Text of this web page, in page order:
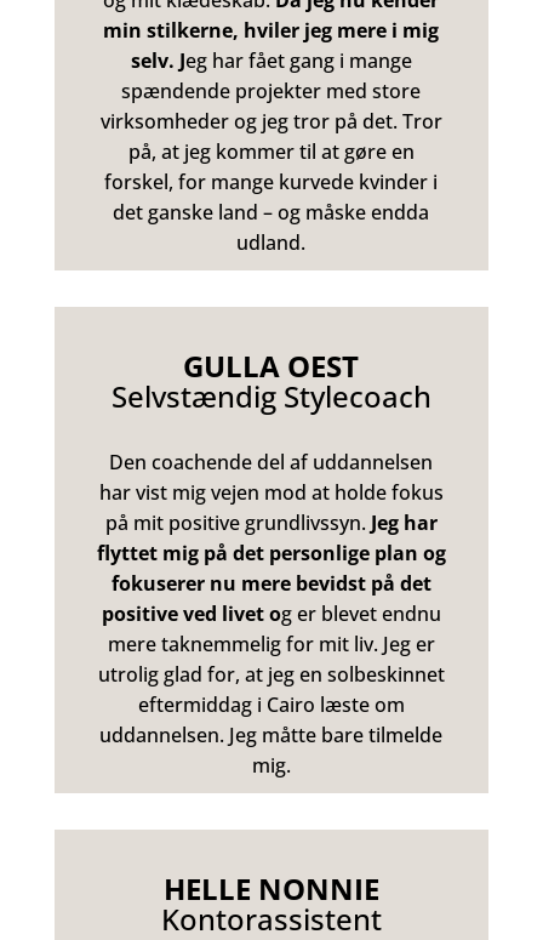
min stilkerne, hviler jeg mere i mig
selv. Jeg har fået gang i mange
spændende projekter med store
virksomheder og jeg tror på det. Tror
på, at jeg kommer til at gøre en
forskel, for mange kurvede kvinder i
det ganske land – og måske endda
udland.
GULLA OEST
Selvstændig Stylecoach
Den coachende del af uddannelsen
har vist mig vejen mod at holde fokus
på mit positive grundlivssyn. Jeg har
flyttet mig på det personlige plan og
fokuserer nu mere bevidst på det
positive ved livet og er blevet endnu
mere taknemmelig for mit liv. Jeg er
utrolig glad for, at jeg en solbeskinnet
eftermiddag i Cairo læste om
uddannelsen. Jeg måtte bare tilmelde
mig.
HELLE NONNIE
Kontorassistent